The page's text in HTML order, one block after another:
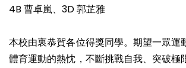
4B 曹卓嵐、3D 郭芷雅
本校由衷恭賀各位得獎同學。期望一眾運
體育運動的熱忱，不斷挑戰自我、突破極